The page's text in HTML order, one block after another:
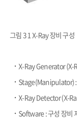
그림 3 1 X-Ray 장비 구성
​·X-Ray Generator (X-
​· Stage(Manipulator) :
​·X-Ray Detector (X-
​· Software : 구성 장비